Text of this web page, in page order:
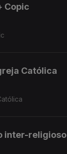
Copic
Católica
inter-religioso